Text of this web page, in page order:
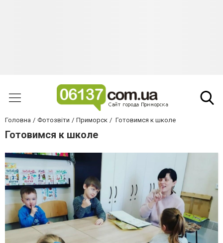
Головна Фотозвіти Приморск Готовимся к школе
Готовимся к школе